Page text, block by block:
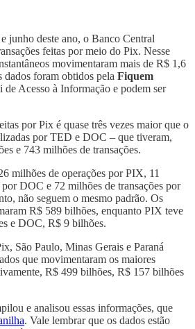
junho deste ano, o Banco Central
feitas por meio do Pix. Nesse
movimentaram mais de R$ 1,6
foram obtidos pela Fiquem
de Acesso à Informação e podem ser
por Pix é quase três vezes maior que o
por TED e DOC – que tiveram,
e 743 milhões de transações.
milhões de operações por PIX, 11
DOC e 72 milhões de transações por
não seguem o mesmo padrão. Os
R$ 589 bilhões, enquanto PIX teve
e DOC, R$ 9 bilhões.
São Paulo, Minas Gerais e Paraná
que movimentaram os maiores
R$ 499 bilhões, R$ 157 bilhões
e analisou essas informações, que
. Vale lembrar que os dados estão